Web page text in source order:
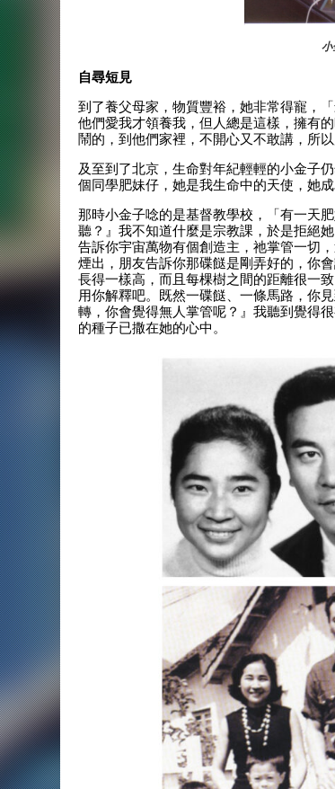
小
自尋短見
到了養父母家，物質豐裕，她非常得寵，
他們愛我才領養我，但人總是這樣，擁有
鬧的，到他們家裡，不開心又不敢講，所
及至到了北京，生命對年紀輕輕的小金子
個同學肥妹仔，她是我生命中的天使，她成
那時小金子唸的是基督教學校，「有一天
聽？』我不知道什麼是宗教課，於是拒絕
告訴你宇宙萬物有個創造主，祂掌管一切
煙出，朋友告訴你那碟餸是剛弄好的，你
長得一樣高，而且每棵樹之間的距離很一
用你解釋吧。既然一碟餸、一條馬路，你
轉，你會覺得無人掌管呢？』我聽到覺得
的種子已撒在她的心中。